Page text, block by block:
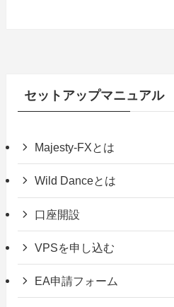
セットアップマニュアル
Majesty-FXとは
Wild Danceとは
口座開設
VPSを申し込む
EA申請フォーム